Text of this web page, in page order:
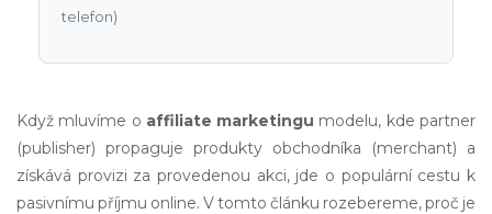
telefon)
Když mluvíme o affiliate marketingu modelu, kde partner
(publisher) propaguje produkty obchodníka (merchant) a
získává provizi za provedenou akci, jde o populární cestu k
pasivnímu příjmu online. V tomto článku rozebereme, proč je